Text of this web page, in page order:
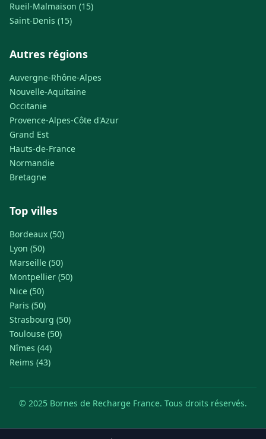
Rueil-Malmaison (15)
Saint-Denis (15)
Autres régions
Auvergne-Rhône-Alpes
Nouvelle-Aquitaine
Occitanie
Provence-Alpes-Côte d'Azur
Grand Est
Hauts-de-France
Normandie
Bretagne
Top villes
Bordeaux (50)
Lyon (50)
Marseille (50)
Montpellier (50)
Nice (50)
Paris (50)
Strasbourg (50)
Toulouse (50)
Nîmes (44)
Reims (43)
© 2025 Bornes de Recharge France. Tous droits réservés.